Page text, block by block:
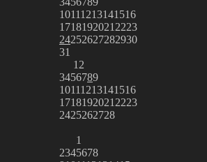
10111213141516
1718192021 2223
24252627282930
31
1 2
3456789
10111213141516
1718192021 2223
2425262728
1
2345678